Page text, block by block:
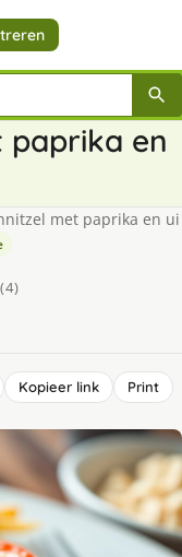
paprika en
met paprika en ui
Kopieer link Print